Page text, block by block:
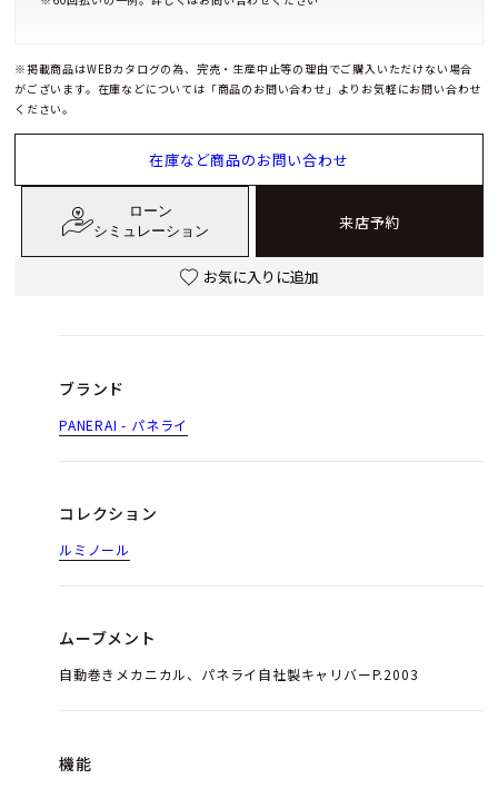
※掲載商品はWEBカタログの為、完売・生産中止等の理由でご購入いただけない場合
がございます。在庫などについては「商品のお問い合わせ」よりお気軽にお問い合わせ
ください。
在庫など商品のお問い合わせ
ローン
シミュレーション
来店予約
お気に入りに追加
ブランド
PANERAI - パネライ
コレクション
ルミノール
ムーブメント
自動巻きメカニカル、パネライ自社製キャリバーP.2003
機能